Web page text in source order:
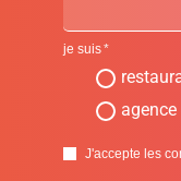
je suis
agence
J'accepte les